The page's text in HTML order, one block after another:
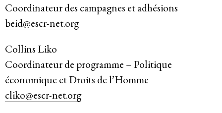
Coordinateur des campagnes et adhésions
beid@escr-net.org
Collins Liko
Coordinateur de programme – Politique
économique et Droits de l’Homme
cliko@escr-net.org